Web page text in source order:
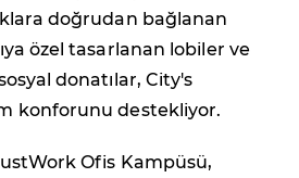
doğrudan bağlanan
özel tasarlanan lobiler ve
donatılar, City's
konforunu destekliyor.
Ofis Kampüsü,